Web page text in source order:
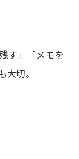
す」「メモを
切。